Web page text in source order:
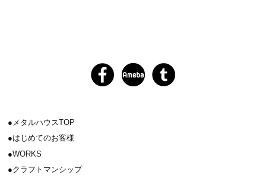
メタルハウスTOP
はじめてのお客様
WORKS
クラフトマンシップ